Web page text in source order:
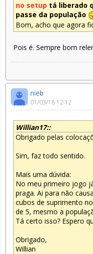
no setup tá liberado
passe da população
Bom, acho que agora
Pois é. Sempre bom
nieb
01/03/18 12:12
Willian17::
Obrigado pelas
Sim, faz todo sentido.
Mais uma dúvida:
No meu primeiro jogo
praga. Ai para não
cubos de suprimento
de 5, mesmo a
Tá certo isso? Espero
Obrigado,
Willian